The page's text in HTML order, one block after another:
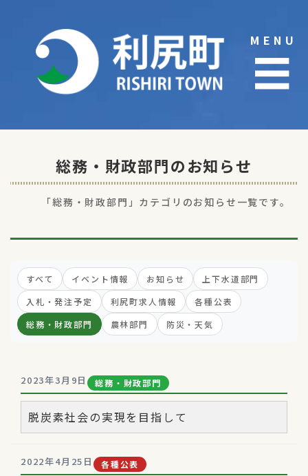
content
MENU
☰
総務・財政部門のお知らせ
「総務・財政部門」カテゴリのお知らせ一覧です。
すべて イベント情報 お知らせ
上下水道部門
入札・発注予定
利尻町求人情報
各種公表
総務・財政部門
農林部門 防災・天気
2023年3月9日 総務・財政部門
脱炭素社会の実現を目指して
2022年4月25日 各種公表